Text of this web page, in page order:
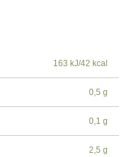
163 kJ/42 kcal
0,5 g
0,1 g
2,5 g